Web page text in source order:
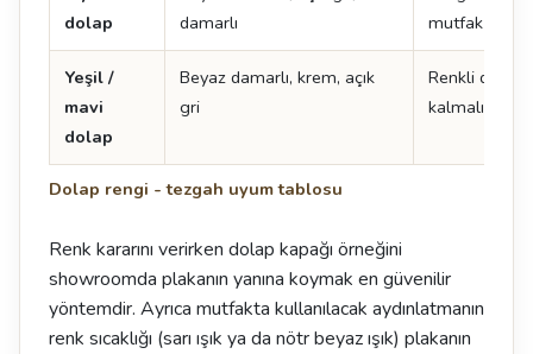
Dolap rengi - tezgah uyum tablosu
dolap
damarlı
mutfak daha
Yeşil /
mavi
dolap
Beyaz damarlı, krem, açık
gri
Renkli
kalmalı
Renk kararını verirken dolap kapağı örneğini
showroomda plakanın yanına koymak en güvenilir
yöntemdir. Ayrıca mutfakta kullanılacak aydınlatmanın
renk sıcaklığı (sarı ışık ya da nötr beyaz ışık) plakanın